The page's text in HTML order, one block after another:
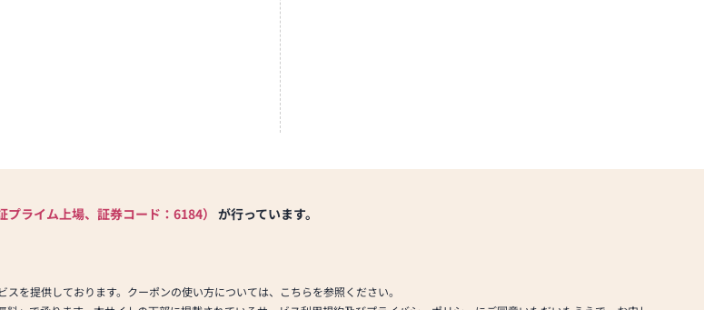
ライム上場、証券コード：6184） が行っています。
を提供しております。クーポンの使い方については、こちらを参照ください。